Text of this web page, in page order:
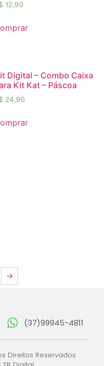
12,90
Digital – Combo Caixa
Kit Kat – Páscoa
24,90
→
(37)99945-4811
Direitos Reservados